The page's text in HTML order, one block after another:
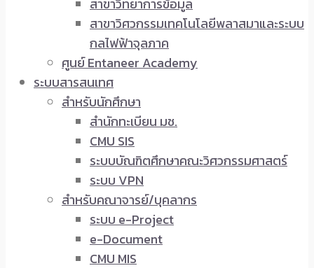
สาขาวิทยาการข้อมูล
สาขาวิศวกรรมเทคโนโลยีพลาสมาและระบบ
กลไฟฟ้าจุลภาค
ศูนย์ Entaneer Academy
ระบบสารสนเทศ
สำหรับนักศึกษา
สำนักทะเบียน มช.
CMU SIS
ระบบบัณฑิตศึกษาคณะวิศวกรรมศาสตร์
ระบบ VPN
สำหรับคณาจารย์/บุคลากร
ระบบ e-Project
e-Document
CMU MIS